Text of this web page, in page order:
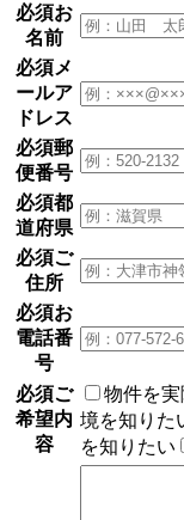
必須お
名前
必須メ
ールア
ドレス
必須郵
便番号
必須都
道府県
必須ご
住所
必須お
電話番
号
必須ご
希望内
容
物件を
境を知りた
を知りたい